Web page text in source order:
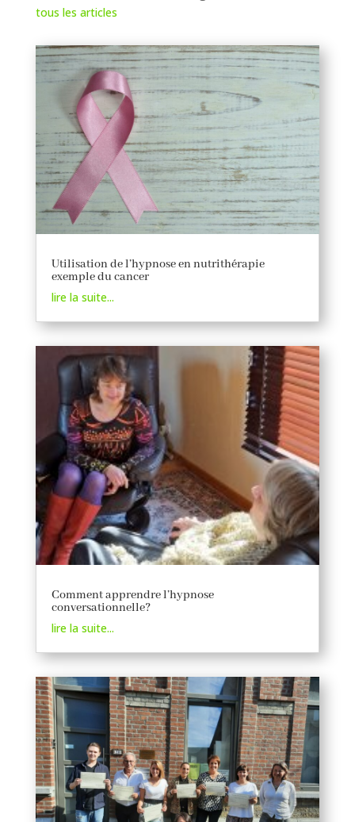
tous les articles
Utilisation de l’hypnose en nutrithérapie
exemple du cancer
lire la suite...
Comment apprendre l’hypnose
conversationnelle?
lire la suite...